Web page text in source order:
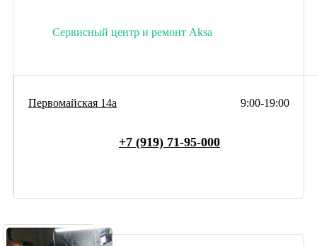
Сервисный центр и ремонт Aksa
9:00-19:00
Первомайская 14а
+7 (919) 71-95-000